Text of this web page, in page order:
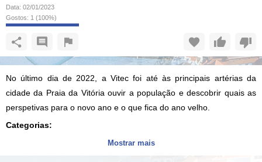
Data: 02/01/2023
Gostos: 1 (100%)
No último dia de 2022, a Vitec foi até às principais artérias da
cidade da Praia da Vitória ouvir a população e descobrir quais as
perspetivas para o novo ano e o que fica do ano velho.
Categorias:
Mostrar mais